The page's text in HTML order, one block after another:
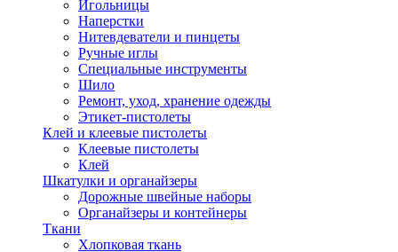
Игольницы
Наперстки
Нитевдеватели и пинцеты
Ручные иглы
Специальные инструменты
Шило
Ремонт, уход, хранение одежды
Этикет-пистолеты
Клей и клеевые пистолеты
Клеевые пистолеты
Клей
Шкатулки и органайзеры
Дорожные швейные наборы
Органайзеры и контейнеры
Ткани
Хлопковая ткань